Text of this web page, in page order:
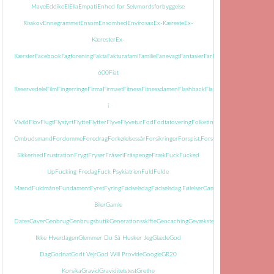
MaveEddikeEl Ella Empati Enhed for Selvmordsforbyggelse
RisskovEnnegrammetEnsomEnsomhed EnvirosaxEx-KæresteEx-
KæresterEx-
KærsterFacebookFagforeningFakta FakturafamiFamilieFanevagtFantasierFarFarmor
600Fiat
ReservedeleFilmFingerringeFirma FirmaetFitnessFitnessdamen FlashbackFlasker
i
Vivild FlovFlugtFlystyrtFlytteFlytterFlyveFlyveturFod FodtatoveringFolketingets
Ombudsmand FordommeForedragForkølelsessårForsikringerForspist.Forsvundet
Sikkerhed Frustration FrygtFryserFråseriFråspengeFrækFuckFucked
Up Fucking FredagFuck Psykiatrien Fuld Fulde
Mænd FuldmåneFundamentFyretFyringFødselsdagFødselsdag.FølelserGamle
BilerGamle
DatesGaverGenbrugGenbrugsbutikGenerationsskifteGeocachingGevækster
Ikke HverdagenGlemmer Du Så Husker JegGlædeGod
DagGodnatGodt VejrGod Will ProvideGoogleGR20
KorsikaGravid GraviditetstestGrethe